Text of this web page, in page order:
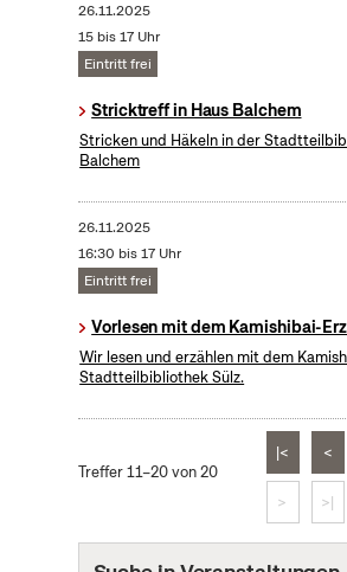
26.11.2025
15 bis 17 Uhr
Eintritt frei
Stricktreff in Haus Balchem
Stricken und Häkeln in der
Balchem
26.11.2025
16:30 bis 17 Uhr
Eintritt frei
Vorlesen mit dem Kamishibai-
Wir lesen und erzählen mit dem
Stadtteilbibliothek Sülz.
Treffer 11–20 von 20
|< <
> >|